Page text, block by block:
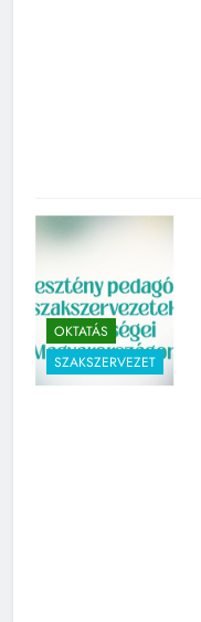
OKTATÁS
SZAKSZERVEZET